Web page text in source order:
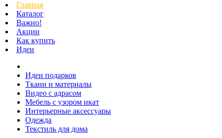
Главная
Каталог
Важно!
Акции
Как купить
Идеи
Идеи подарков
Ткани и материалы
Видео с адрасом
Мебель с узором икат
Интерьерные аксессуары
Одежда
Текстиль для дома